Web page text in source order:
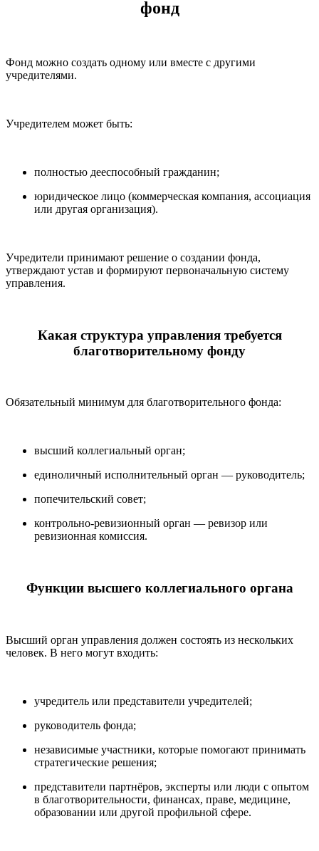
фонд
Фонд можно создать одному или вместе с другими
учредителями.
Учредителем может быть:
полностью дееспособный гражданин;
юридическое лицо (коммерческая компания, ассоциация
или другая организация).
Учредители принимают решение о создании фонда,
утверждают устав и формируют первоначальную систему
управления.
Какая структура управления требуется
благотворительному фонду
Обязательный минимум для благотворительного фонда:
высший коллегиальный орган;
единоличный исполнительный орган — руководитель;
попечительский совет;
контрольно-ревизионный орган — ревизор или
ревизионная комиссия.
Функции высшего коллегиального органа
Высший орган управления должен состоять из нескольких
человек. В него могут входить:
учредитель или представители учредителей;
руководитель фонда;
независимые участники, которые помогают принимать
стратегические решения;
представители партнёров, эксперты или люди с опытом
в благотворительности, финансах, праве, медицине,
образовании или другой профильной сфере.